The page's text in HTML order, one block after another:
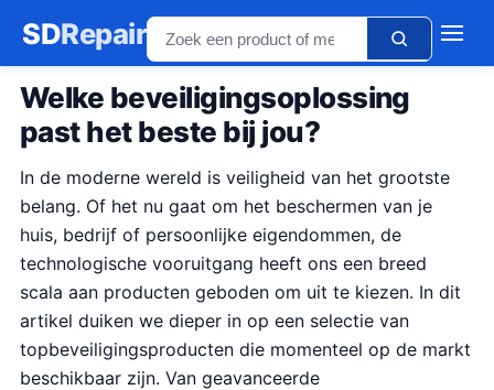
SDRepair
Welke beveiligingsoplossing
past het beste bij jou?
In de moderne wereld is veiligheid van het grootste
belang. Of het nu gaat om het beschermen van je
huis, bedrijf of persoonlijke eigendommen, de
technologische vooruitgang heeft ons een breed
scala aan producten geboden om uit te kiezen. In dit
artikel duiken we dieper in op een selectie van
topbeveiligingsproducten die momenteel op de markt
beschikbaar zijn. Van geavanceerde